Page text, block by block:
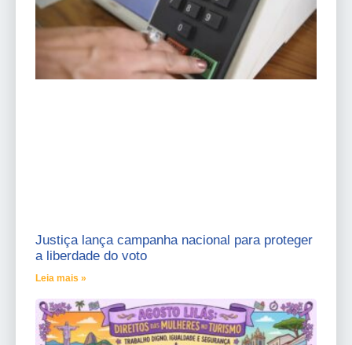
Justiça lança campanha nacional para proteger
a liberdade do voto
Leia mais »